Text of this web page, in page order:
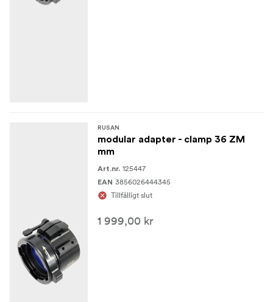
RUSAN
modular adapter - clamp 36 ZM
mm
Art.nr. 125447
EAN 3856026444345
Tillfälligt slut
1 999,00 kr